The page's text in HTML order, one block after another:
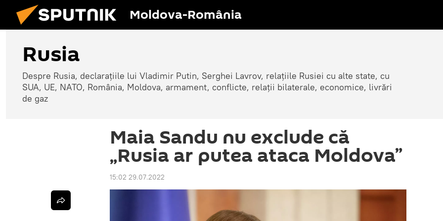
Moldova-România
Rusia
Despre Rusia, declarațiile lui Vladimir Putin, Serghei Lavrov, relațiile Rusiei cu alte state, cu
SUA, UE, NATO, România, Moldova, armament, conflicte, relații bilaterale, economice, livrări
de gaz
Maia Sandu nu exclude că
„Rusia ar putea ataca Moldova”
15:02 29.07.2022